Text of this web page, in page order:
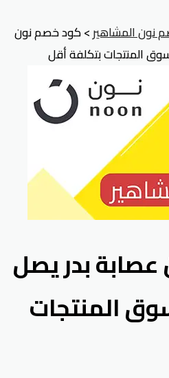
نون المشاهير>كود خصم نون
بدر يصل
المنتجات